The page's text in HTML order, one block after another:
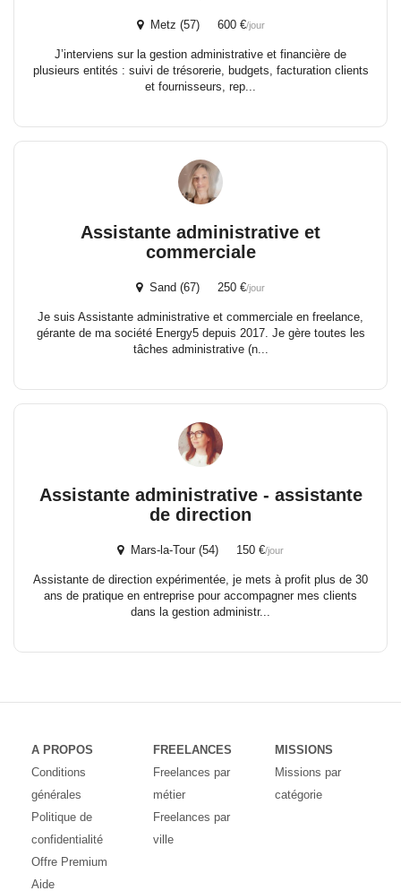
Metz (57) 600 €/jour
J’interviens sur la gestion administrative et financière de
plusieurs entités : suivi de trésorerie, budgets, facturation clients
et fournisseurs, rep...
Assistante administrative et
commerciale
Sand (67) 250 €/jour
Je suis Assistante administrative et commerciale en freelance,
gérante de ma société Energy5 depuis 2017. Je gère toutes les
tâches administrative (n...
Assistante administrative - assistante
de direction
Mars-la-Tour (54) 150 €/jour
Assistante de direction expérimentée, je mets à profit plus de 30
ans de pratique en entreprise pour accompagner mes clients
dans la gestion administr...
A PROPOS
Conditions
générales
Politique de
confidentialité
Offre Premium
Aide
FREELANCES
Freelances par
métier
Freelances par
ville
MISSIONS
Missions par
catégorie